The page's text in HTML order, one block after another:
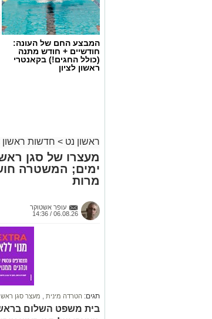
צילומים: משרד הבריאות
משרד הבריאות פרסם
במסגרת מבצע פיקוח
האזהרה מתפרסמת לאחר
במהלך המבצע, ובהמשך
בין המוצרים שנמצאו
STRAIGHTENING
המבצע החם של העונה:
חודשיים + חודש מתנה
(כולל החגים!) בקאנטרי
ראשון לציון
ראשון נט > חדשות ראשון
מעצרו של סגן ראש
ימים; המשטרה
מרות
עופר אשטוקר
06.08.26 / 14:36
תגים: הטרדה מינית מעצר סגן ראש
בית משפט השלום